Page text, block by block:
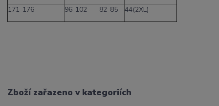
171-176
96-102 82-85 44(2XL)
Zboží zařazeno v kategoriích